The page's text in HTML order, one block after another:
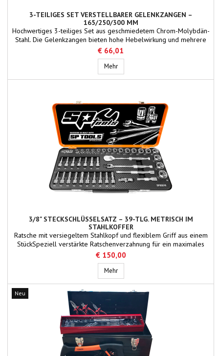
3-TEILIGES SET VERSTELLBARER GELENKZANGEN –
165/250/300 MM
Hochwertiges 3-teiliges Set aus geschmiedetem Chrom-Molybdän-
Stahl. Die Gelenkzangen bieten hohe Hebelwirkung und mehrere
Backenpositionen für vielseitige und schwere Greifaufgaben an
Bord von Schiffen aller Typen.
€ 66,01
Mehr3-teiliges Set verstellbarer
3/8" STECKSCHLÜSSELSATZ – 39-TLG. METRISCH IM
STAHLKOFFER
Ratsche mit versiegeltem Stahlkopf und flexiblem Griff aus einem
StückSpeziell verstärkte Ratschenverzahnung für ein maximales
DrehmomentFlache Antriebstechnologie bietet maximalen Kontakt
und GriffigkeitRobuste dreifach verchromte, hochglanzpolierte
Oberflächen sorgen für eine einfache ReinigungDoppelte
Rändelung der Steckschlüsseleinsätze für...
€ 150,00
Mehr3/8" STECKSCHLÜSSELSATZ – 39-
Neu